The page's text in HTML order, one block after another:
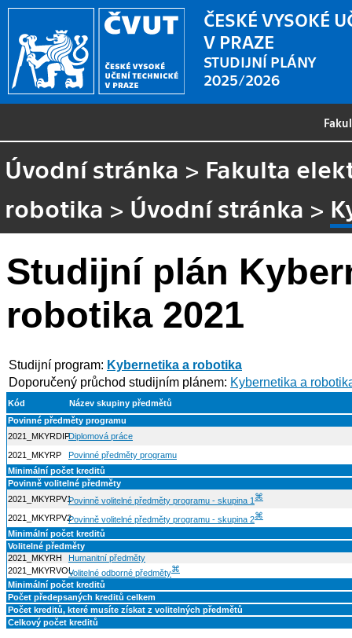
ČESKÉ VYSOKÉ
V PRAZE
STUDIJNÍ PLÁNY
2025/2026
Úvodní stránka > Fakulta
robotika > Úvodní stránka >
Studijní plán
robotika 2021
Studijní program: Kybernetika a robotika
Doporučený průchod studijním plánem: Kybernetika a
Kód
Název skupiny předmětů
Povinné předměty programu
2021_MKYRDIPDiplomová práce
2021_MKYRP
Povinné předměty programu
Minimální počet kreditů
Povinně volitelné předměty
2021_MKYRPV1Povinně volitelné předměty programu - skupina 1 ⌘
2021_MKYRPV2Povinně volitelné předměty programu - skupina 2⌘
Minimální počet kreditů
Volitelné předměty
2021_MKYRH
Humanitní předměty
2021_MKYRVOLVolitelné odborné předměty⌘
Minimální počet kreditů
Počet předepsaných kreditů celkem
Počet kreditů, které musíte získat z volitelných předmětů
Celkový počet kreditů